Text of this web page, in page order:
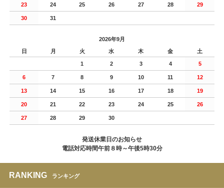
23 24 25 26 27 28 29
30 31
2026年9月
日
月 火 水 木 金 土
1 2 3 4 5
6 7 8 9 10 11 12
13 14 15 16 17 18 19
20 21 22 23 24 25 26
27 28 29 30
発送休業日のお知らせ
電話対応時間午前８時～午後5時30分
RANKING ランキング